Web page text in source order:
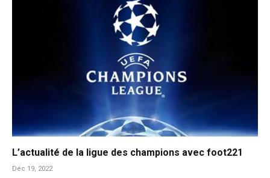
L’actualité de la ligue des champions avec foot221
Déc 19, 2022